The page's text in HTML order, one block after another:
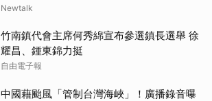
Newtalk
竹南鎮代會主席何秀綿宣布參選鎮長選舉 徐
耀昌、鍾東錦力挺
自由電子報
中國藉颱風「管制台灣海峽」！廣播錄音曝